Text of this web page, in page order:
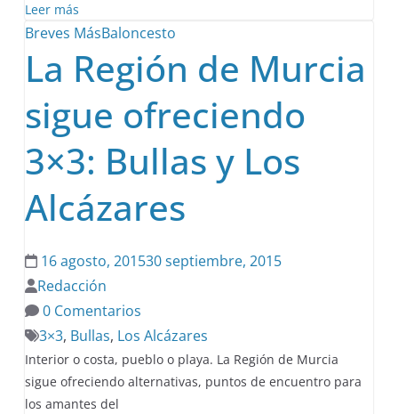
Leer más
Breves MásBaloncesto
La Región de Murcia
sigue ofreciendo
3×3: Bullas y Los
Alcázares
16 agosto, 201530 septiembre, 2015
Redacción
0 Comentarios
3×3, Bullas, Los Alcázares
Interior o costa, pueblo o playa. La Región de Murcia
sigue ofreciendo alternativas, puntos de encuentro para
los amantes del